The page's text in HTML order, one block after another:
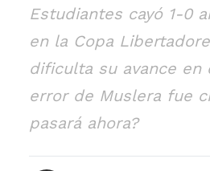
Estudiantes cayó 1-0
en la Copa
dificulta su avance en
error de Muslera fue
pasará ahora?